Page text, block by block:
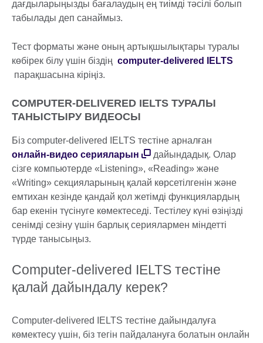
дағдыларыңызды бағалаудың ең тиімді тәсілі болып
табылады деп санаймыз.
Тест форматы және оның артықшылықтары туралы
көбірек білу үшін біздің computer-delivered IELTS
парақшасына кіріңіз.
COMPUTER-DELIVERED IELTS ТУРАЛЫ
ТАНЫСТЫРУ ВИДЕОСЫ
Біз computer-delivered IELTS тестіне арналған
онлайн-видео серияларын
дайындадық. Олар
сізге компьютерде «Listening», «Reading» және
«Writing» секцияларының қалай көрсетілгенін және
емтихан кезінде қандай қол жетімді функциялардың
бар екенін түсінуге көмектеседі. Тестілеу күні өзіңізді
сенімді сезіну үшін барлық сериялармен міндетті
түрде танысыңыз.
Computer-delivered IELTS тестіне
қалай дайындалу керек?
Computer-delivered IELTS тестіне дайындалуға
көмектесу үшін, біз тегін пайдалануға болатын онлайн